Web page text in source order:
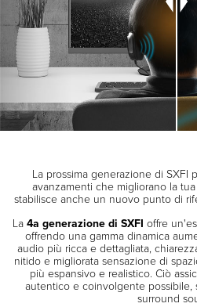
La prossima generazione di SXFI
avanzamenti che migliorano la
stabilisce anche un nuovo punto di
La 4a generazione di SXFI offre
offrendo una gamma dinamica
audio più ricca e dettagliata,
nitido e migliorata sensazione di
più espansivo e realistico. Ciò
autentico e coinvolgente possibile,
surround